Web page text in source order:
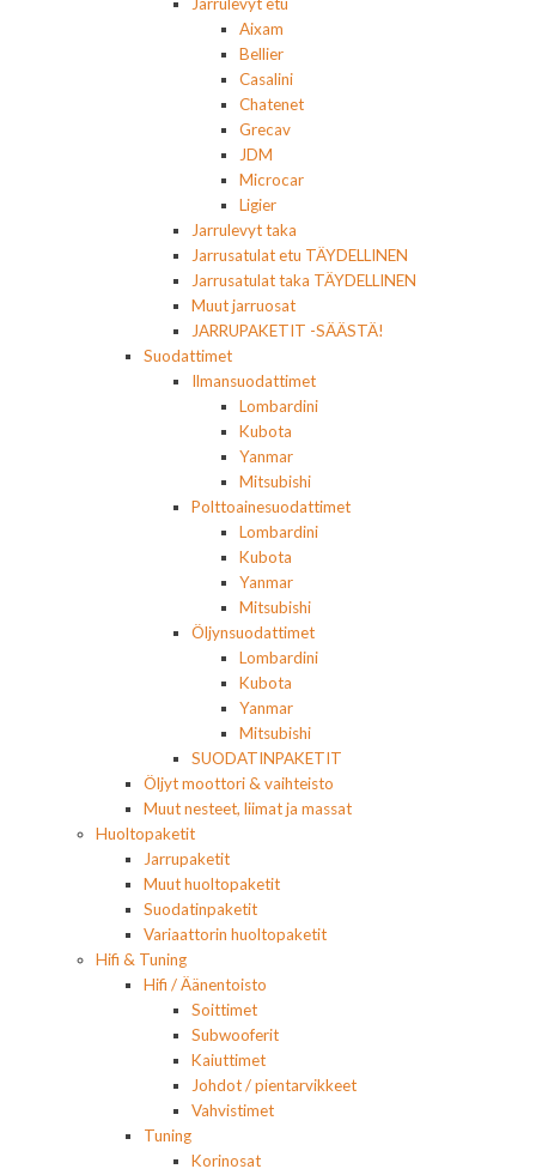
Aixam
Bellier
Casalini
Chatenet
Grecav
JDM
Microcar
Ligier
Jarrulevyt taka
Jarrusatulat etu TÄYDELLINEN
Jarrusatulat taka TÄYDELLINEN
Muut jarruosat
JARRUPAKETIT -SÄÄSTÄ!
Suodattimet
Ilmansuodattimet
Lombardini
Kubota
Yanmar
Mitsubishi
Polttoainesuodattimet
Lombardini
Kubota
Yanmar
Mitsubishi
Öljynsuodattimet
Lombardini
Kubota
Yanmar
Mitsubishi
SUODATINPAKETIT
Öljyt moottori & vaihteisto
Muut nesteet, liimat ja massat
Huoltopaketit
Jarrupaketit
Muut huoltopaketit
Suodatinpaketit
Variaattorin huoltopaketit
Hifi & Tuning
Hifi / Äänentoisto
Soittimet
Subwooferit
Kaiuttimet
Johdot / pientarvikkeet
Vahvistimet
Tuning
Korinosat